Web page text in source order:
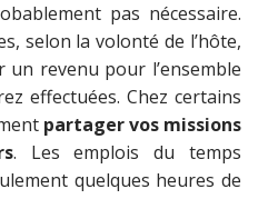
pas nécessaire.
selon la volonté de l’hôte,
revenu pour l’ensemble
effectuées. Chez certains
partager vos missions
. Les emplois du temps
quelques heures de